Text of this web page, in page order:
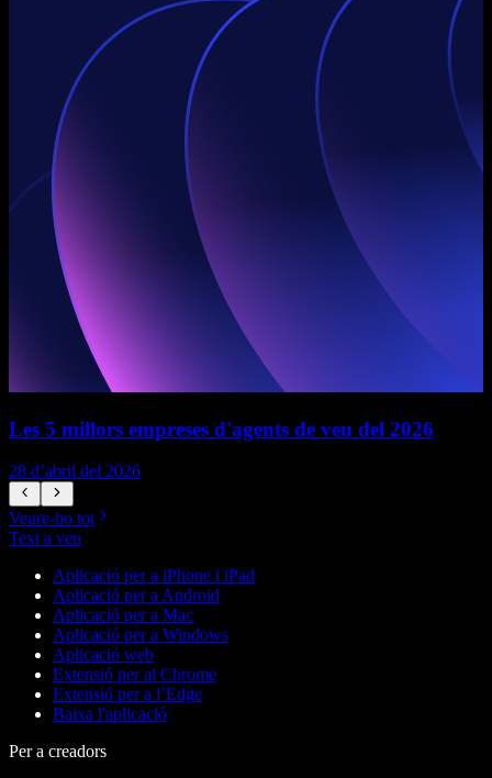
Les 5 millors empreses d'agents de veu del 2026
28 d’abril del 2026
Veure-ho tot
Text a veu
Aplicació per a iPhone i iPad
Aplicació per a Android
Aplicació per a Mac
Aplicació per a Windows
Aplicació web
Extensió per al Chrome
Extensió per a l’Edge
Baixa l'aplicació
Per a creadors